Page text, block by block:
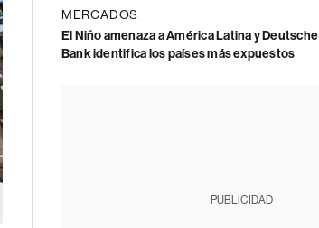
MERCADOS
El Niño amenaza a América Latina y Deutsche
Bank identifica los países más expuestos
PUBLICIDAD